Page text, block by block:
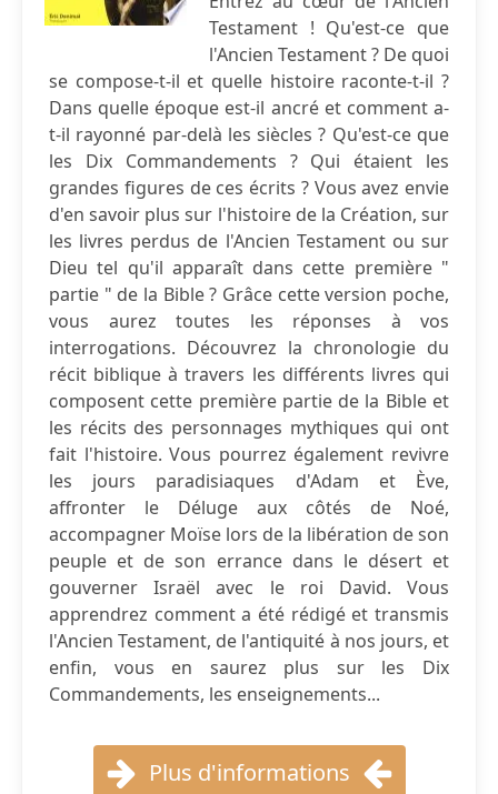
Testament ! Qu'est-ce que
l'Ancien Testament ? De quoi
se compose-t-il et quelle histoire raconte-t-il ?
Dans quelle époque est-il ancré et comment a-
t-il rayonné par-delà les siècles ? Qu'est-ce que
les Dix Commandements ? Qui étaient les
grandes figures de ces écrits ? Vous avez envie
d'en savoir plus sur l'histoire de la Création, sur
les livres perdus de l'Ancien Testament ou sur
Dieu tel qu'il apparaît dans cette première "
partie " de la Bible ? Grâce cette version poche,
vous aurez toutes les réponses à vos
interrogations. Découvrez la chronologie du
récit biblique à travers les différents livres qui
composent cette première partie de la Bible et
les récits des personnages mythiques qui ont
fait l'histoire. Vous pourrez également revivre
les jours paradisiaques d'Adam et Ève,
affronter le Déluge aux côtés de Noé,
accompagner Moïse lors de la libération de son
peuple et de son errance dans le désert et
gouverner Israël avec le roi David. Vous
apprendrez comment a été rédigé et transmis
l'Ancien Testament, de l'antiquité à nos jours, et
enfin, vous en saurez plus sur les Dix
Commandements, les enseignements...
Plus d'informations